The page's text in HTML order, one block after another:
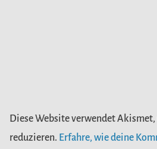
Diese Website verwendet Akismet,
reduzieren. Erfahre, wie deine